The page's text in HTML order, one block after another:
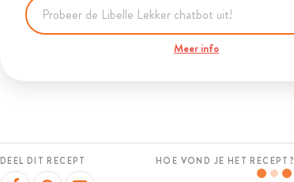
Meer info
DEEL DIT RECEPT HOE VOND JE HET RECEPT?